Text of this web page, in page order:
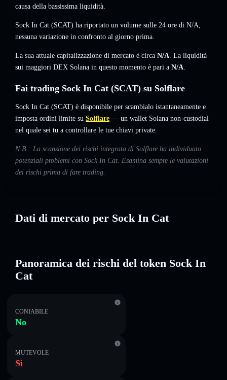
causa della bassissima liquidità.
Sock In Cat (SCAT) ha riportato un volume sulle 24 ore di N/A,
nessuna variazione in confronto al giorno prima.
La sua attuale capitalizzazione di mercato è circa N/A. La liquidità
sui maggiori DEX Solana in questo momento è pari a N/A.
Fai trading Sock In Cat (SCAT) su Solflare
Sock In Cat (SCAT) è disponibile per scambialo istantaneamente e
imposta ordini limite su Solflare — un wallet Solana non-custodial
nel quale sei tu a controllare le tue chiavi private.
N.B.: La scansione dei rischi integrata di Solflare ha individuato
potenziali problemi con Sock In Cat. Esamina sempre le valutazioni
dei rischi prima di fare trading.
Dati di mercato per Sock In Cat
Panoramica dei rischi del token Sock In
Cat
CONIABILE
No
MUTEVOLE
Sì